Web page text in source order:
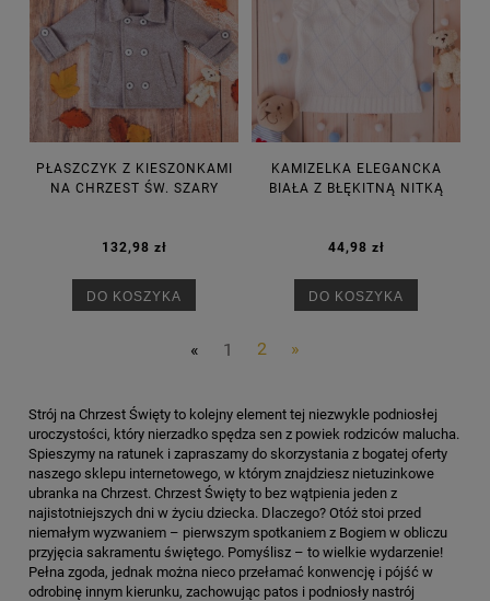
PŁASZCZYK Z KIESZONKAMI
NA CHRZEST ŚW. SZARY
132,98 zł
DO KOSZYKA
KAMIZELKA ELEGANCKA
BIAŁA Z BŁĘKITNĄ NITKĄ
44,98 zł
DO KOSZYKA
« 1 2 »
Strój na Chrzest Święty to kolejny element tej niezwykle podniosłej
uroczystości, który nierzadko spędza sen z powiek rodziców malucha.
Spieszymy na ratunek i zapraszamy do skorzystania z bogatej oferty
naszego sklepu internetowego, w którym znajdziesz nietuzinkowe
ubranka na Chrzest. Chrzest Święty to bez wątpienia jeden z
najistotniejszych dni w życiu dziecka. Dlaczego? Otóż stoi przed
niemałym wyzwaniem – pierwszym spotkaniem z Bogiem w obliczu
przyjęcia sakramentu świętego. Pomyślisz – to wielkie wydarzenie!
Pełna zgoda, jednak można nieco przełamać konwencję i pójść w
odrobinę innym kierunku, zachowując patos i podniosły nastrój